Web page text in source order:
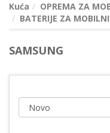
Kuća OPREMA ZA
BATERIJE ZA MOBILNI
SAMSUNG